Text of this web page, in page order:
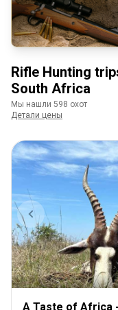
Rifle Hunting
South Africa
Мы нашли 598 охот
Детали цены
A Taste of Africa